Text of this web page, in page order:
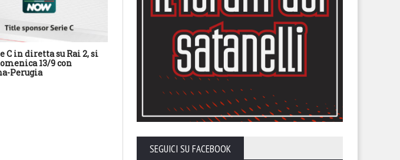
C in diretta su Rai 2, si
13/9 con
Perugia
Calendario, sfida con la
Salernitana in uno Zaccheria
deserto. A rischio anche il derby
con il Cerignola
SEGUICI SU FACEBOOK